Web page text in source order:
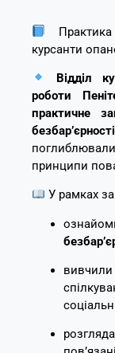
курсанти
Відділ
роботи
практичне
принципи
У рамках